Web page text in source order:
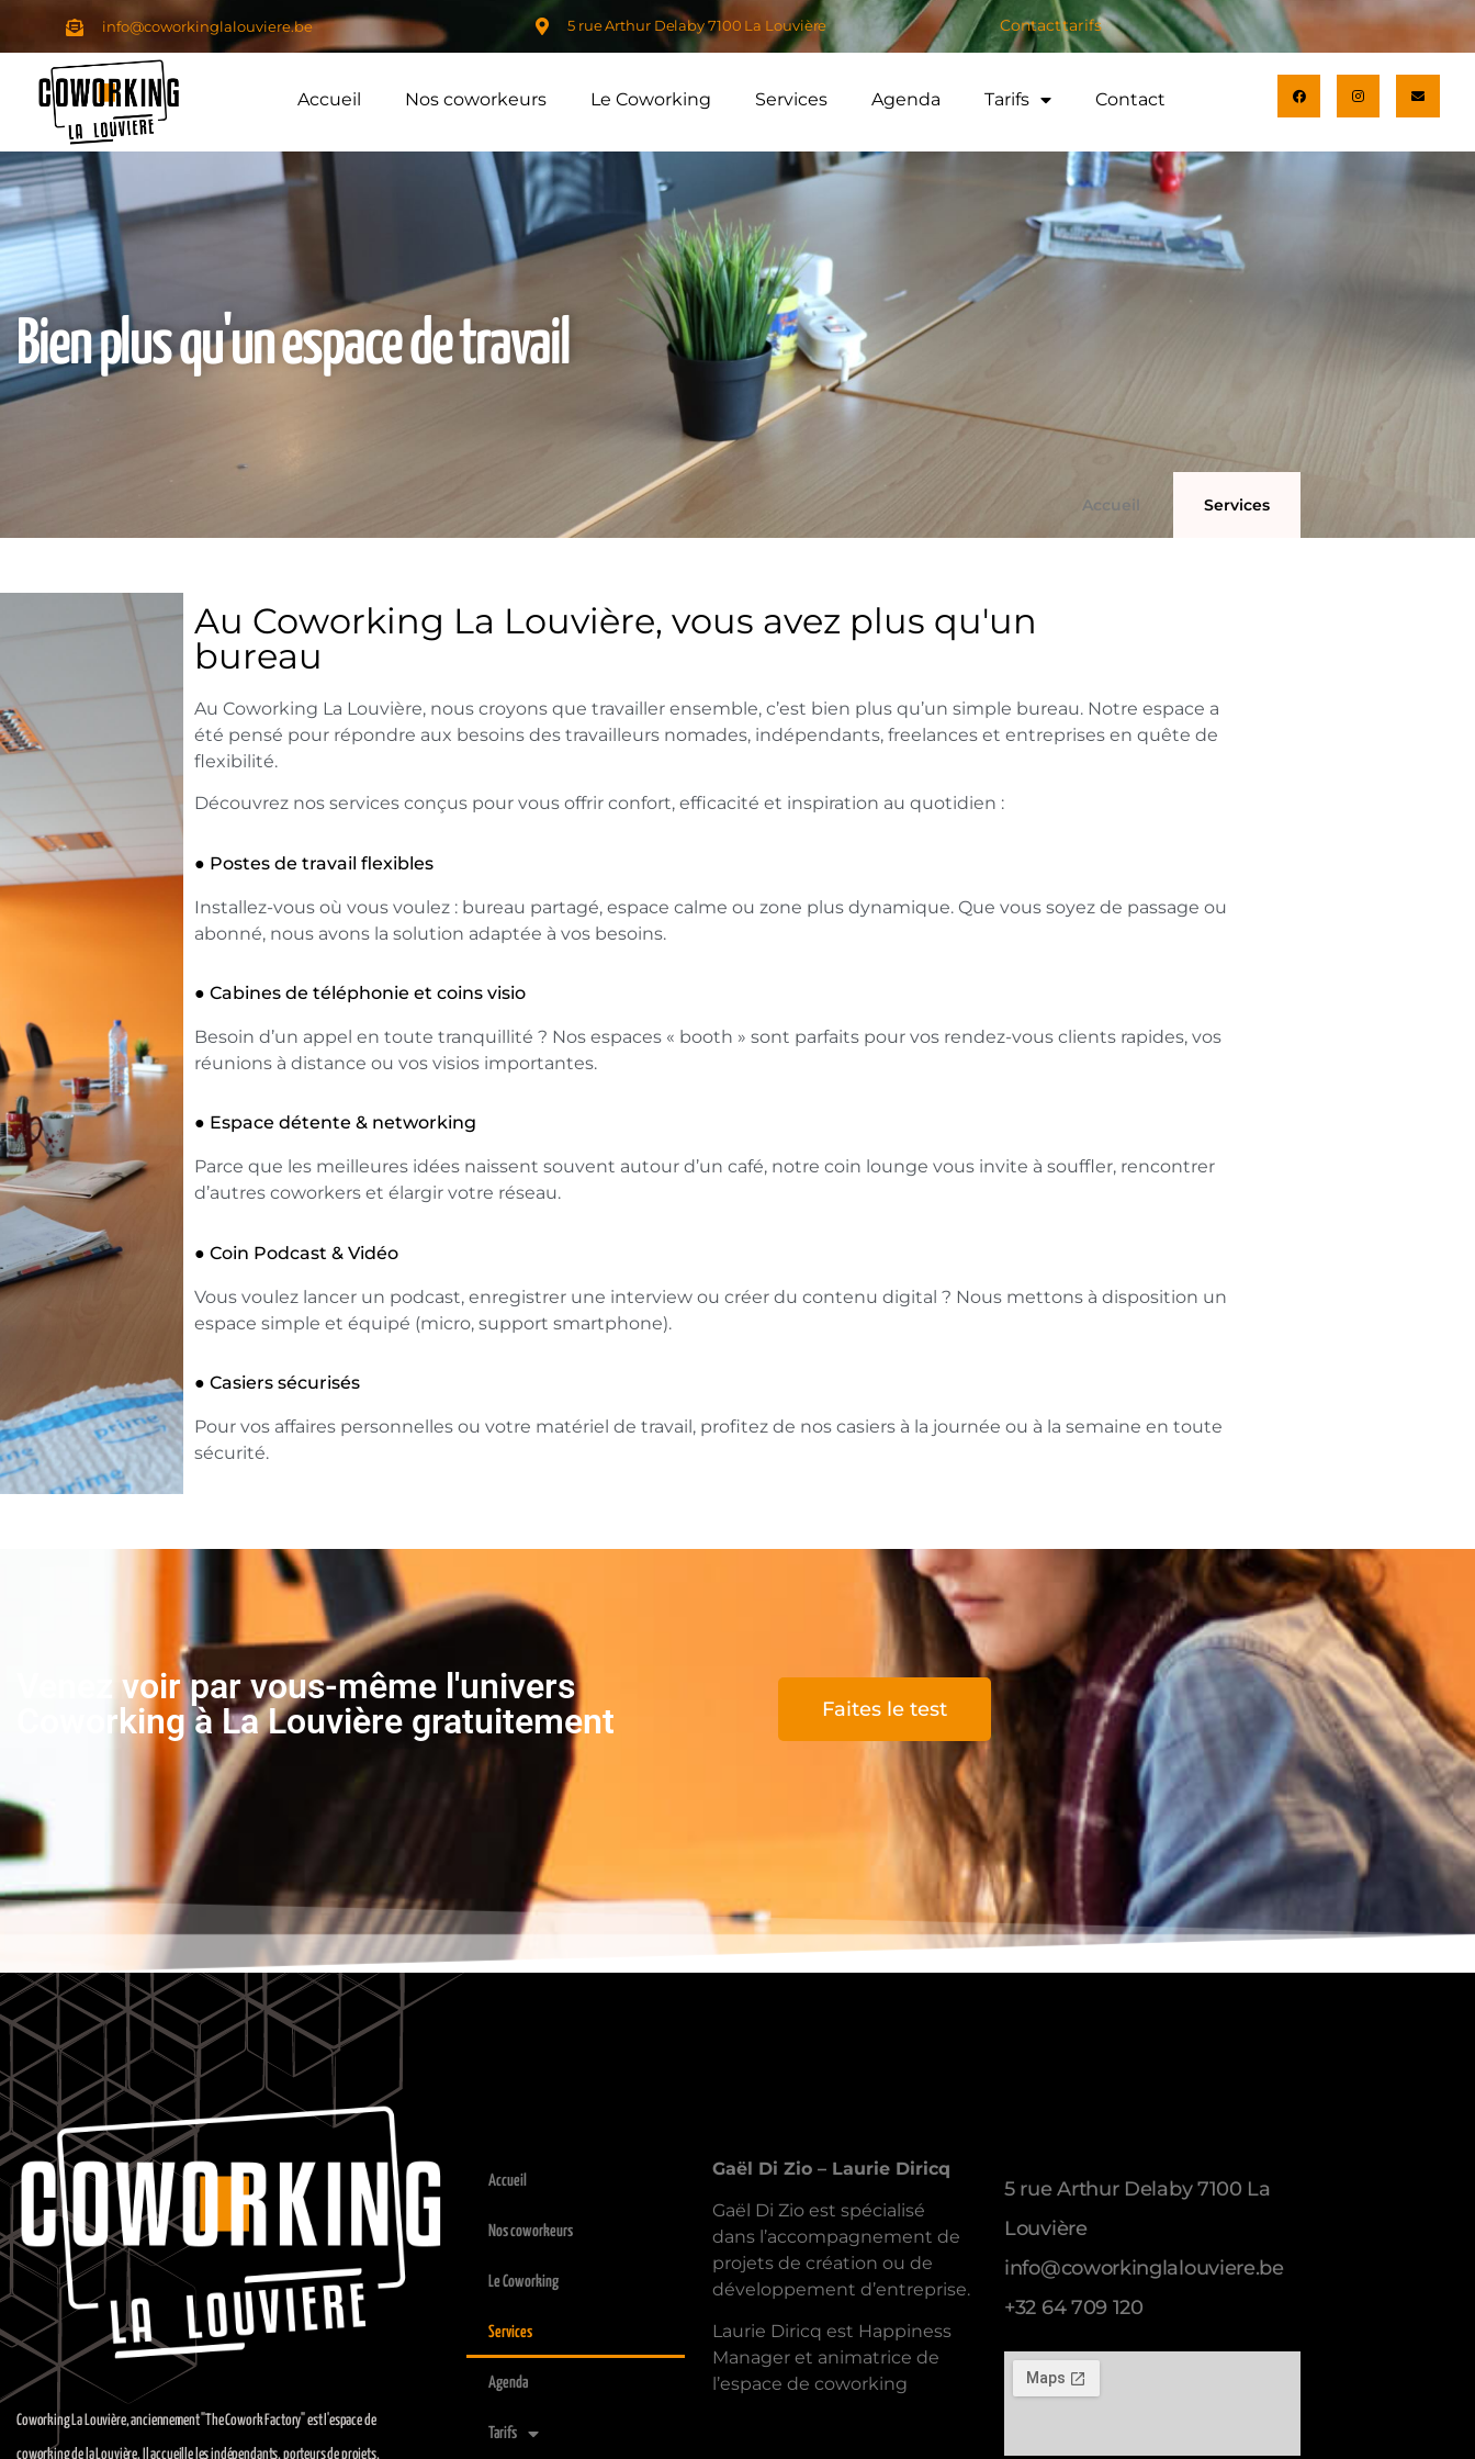
info@coworkinglalouviere.be 5 rue Arthur Delaby 7100 La Louvière Contacttarifs
Accueil Nos coworkeurs Le Coworking Services Agenda Tarifs Contact
Bien plus qu'un espace de travail
Accueil Services
Au Coworking La Louvière, vous avez plus qu'un
bureau
Au Coworking La Louvière, nous croyons que travailler ensemble, c’est bien plus qu’un simple bureau. Notre espace a
été pensé pour répondre aux besoins des travailleurs nomades, indépendants, freelances et entreprises en quête de
flexibilité.
Découvrez nos services conçus pour vous offrir confort, efficacité et inspiration au quotidien :
● Postes de travail flexibles
Installez-vous où vous voulez : bureau partagé, espace calme ou zone plus dynamique. Que vous soyez de passage ou
abonné, nous avons la solution adaptée à vos besoins.
● Cabines de téléphonie et coins visio
Besoin d’un appel en toute tranquillité ? Nos espaces « booth » sont parfaits pour vos rendez-vous clients rapides, vos
réunions à distance ou vos visios importantes.
● Espace détente & networking
Parce que les meilleures idées naissent souvent autour d’un café, notre coin lounge vous invite à souffler, rencontrer
d’autres coworkers et élargir votre réseau.
● Coin Podcast & Vidéo
Vous voulez lancer un podcast, enregistrer une interview ou créer du contenu digital ? Nous mettons à disposition un
espace simple et équipé (micro, support smartphone).
● Casiers sécurisés
Pour vos affaires personnelles ou votre matériel de travail, profitez de nos casiers à la journée ou à la semaine en toute
sécurité.
Venez voir par vous-même l'univers
Coworking à La Louvière gratuitement
Faites le test
Coworking La Louvière, anciennement "The Cowork Factory" est l'espace de
coworking de la Louvière. Il accueille les indépendants, porteurs de projets,
Accueil
Nos coworkeurs
Le Coworking
Services
Agenda
Tarifs
Gaël Di Zio – Laurie Diricq
Gaël Di Zio est spécialisé
dans l’accompagnement de
projets de création ou de
développement d’entreprise.
Laurie Diricq est Happiness
Manager et animatrice de
l’espace de coworking
5 rue Arthur Delaby 7100 La
Louvière
info@coworkinglalouviere.be
+32 64 709 120